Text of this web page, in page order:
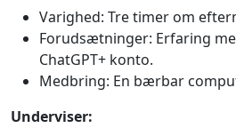
Varighed: Tre timer om
Forudsætninger: Erfaring
ChatGPT+ konto.
Medbring: En bærbar
Underviser: